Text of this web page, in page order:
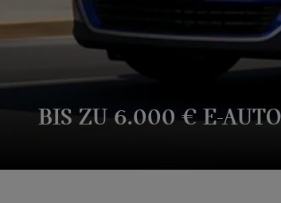
BIS ZU 6.000 € E-